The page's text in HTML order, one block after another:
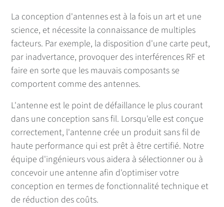
La conception d'antennes est à la fois un art et une
science, et nécessite la connaissance de multiples
facteurs. Par exemple, la disposition d'une carte peut,
par inadvertance, provoquer des interférences RF et
faire en sorte que les mauvais composants se
comportent comme des antennes.
L'antenne est le point de défaillance le plus courant
dans une conception sans fil. Lorsqu'elle est conçue
correctement, l'antenne crée un produit sans fil de
haute performance qui est prêt à être certifié. Notre
équipe d'ingénieurs vous aidera à sélectionner ou à
concevoir une antenne afin d'optimiser votre
conception en termes de fonctionnalité technique et
de réduction des coûts.
Logiciels et microprogrammes
Services de redéfinition rapide de Digi
XBee®.
Conception du produit
Conception de circuits RF et électriques
Disposition du PCB
Intégration des produits Digi
Examen de la conception
Conception mécanique